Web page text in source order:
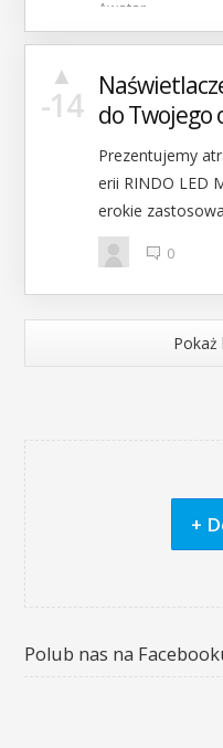
-14
▲
do Twojego
Prezentujemy
erii RINDO LED
erokie
0
+
Polub nas na